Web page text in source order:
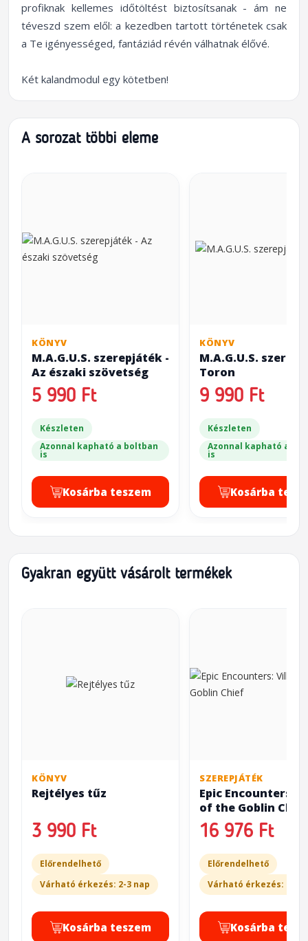
profiknak kellemes időtöltést biztosítsanak - ám ne
téveszd szem elől: a kezedben tartott történetek csak
a Te igényességed, fantáziád révén válhatnak élővé.
Két kalandmodul egy kötetben!
A sorozat többi eleme
KÖNYV
M.A.G.U.S. szerepjáték -
Az északi szövetség
5 990 Ft
Készleten
Azonnal kapható a boltban
is
Kosárba teszem
KÖNYV
M.A.G.U.S.
Toron
9 990 Ft
Készleten
Azonnal kapható a
is
Kosárba
Gyakran együtt vásárolt termékek
KÖNYV
Rejtélyes tűz
3 990 Ft
Előrendelhető
Várható érkezés: 2-3 nap
Kosárba teszem
SZEREPJÁTÉK
Epic Encounters:
of the Goblin Chief
16 976 Ft
Előrendelhető
Várható érkezés: 20-
Kosárba